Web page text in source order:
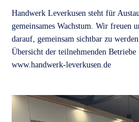
Handwerk Leverkusen steht für
gemeinsames Wachstum. Wir freuen
darauf, gemeinsam sichtbar zu
Übersicht der teilnehmenden
www.handwerk-leverkusen.de